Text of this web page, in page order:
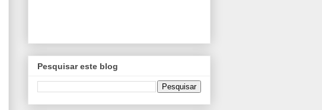
Pesquisar este blog